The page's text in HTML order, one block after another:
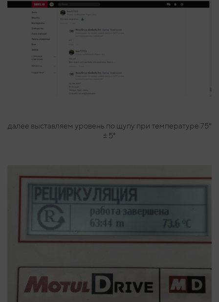
далее выставляем уровень по щупу при температуре 75°
± 5°